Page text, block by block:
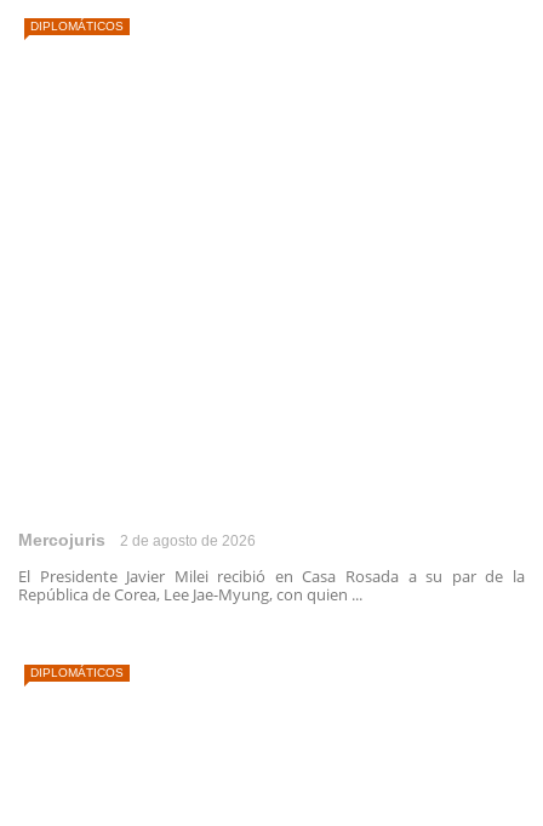
DIPLOMÁTICOS
Mercojuris 2 de agosto de 2026
El Presidente Javier Milei recibió en Casa Rosada a su par de la
República de Corea, Lee Jae-Myung, con quien ...
DIPLOMÁTICOS